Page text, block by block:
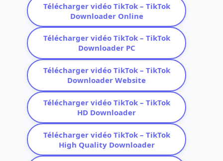
Télécharger vidéo TikTok – TikTok
Downloader Online
Télécharger vidéo TikTok – TikTok
Downloader PC
Télécharger vidéo TikTok – TikTok
Downloader Website
Télécharger vidéo TikTok – TikTok
HD Downloader
Télécharger vidéo TikTok – TikTok
High Quality Downloader